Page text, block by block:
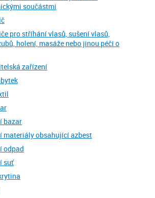
součástmi
pro stříhání vlasů, sušení vlasů,
holení, masáže nebo jinou péči o
zařízení
bazar
materiály obsahující azbest
odpad
suť